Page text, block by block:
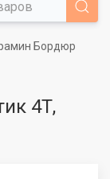
Бордюр
4Т,